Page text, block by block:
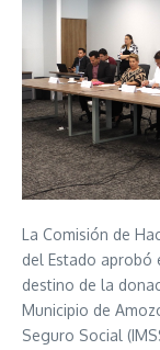
La Comisión de
del Estado aprobó
destino de la
Municipio de
Seguro Social